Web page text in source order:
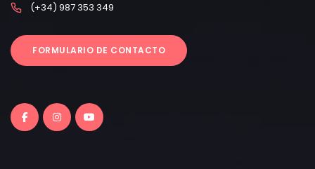
(+34) 987 353 349
FORMULARIO DE CONTACTO